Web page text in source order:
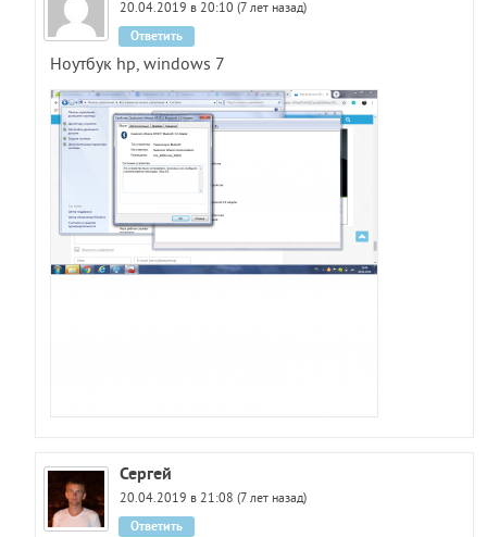
20.04.2019 в 20:10 (7 лет назад)
Ноутбук hp, windows 7
Ответить
Сергей
20.04.2019 в 21:08 (7 лет назад)
Ответить